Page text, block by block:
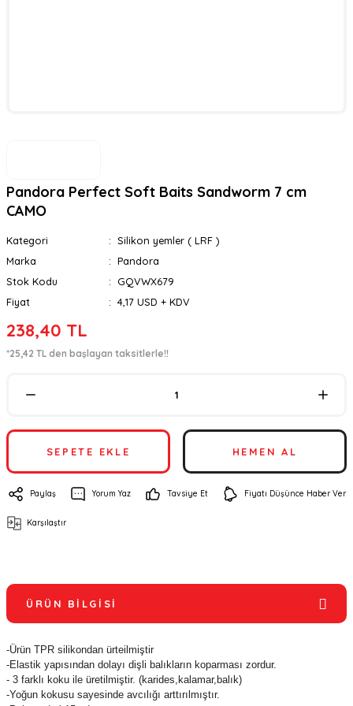
Pandora Perfect Soft Baits Sandworm 7 cm
CAMO
Kategori
Silikon yemler ( LRF )
Marka
Pandora
Stok Kodu
GQVWX679
Fiyat
4,17 USD + KDV
238,40 TL
*25,42 TL den başlayan taksitlerle!!
SEPETE EKLE HEMEN AL
Paylaş Yorum Yaz Tavsiye Et Fiyatı Düşünce Haber Ver
Karşılaştır
ÜRÜN BILGISI
-Ürün TPR silikondan ürteilmiştir
-Elastik yapısından dolayı dişli balıkların koparması zordur.
- 3 farklı koku ile üretilmiştir. (karides,kalamar,balık)
-Yoğun kokusu sayesinde avcılığı arttırılmıştır.